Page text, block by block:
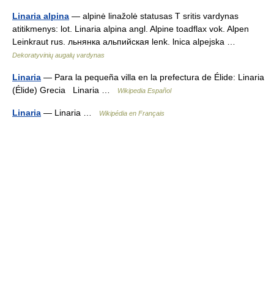
Linaria alpina — alpinė linažolė statusas T sritis vardynas
atitikmenys: lot. Linaria alpina angl. Alpine toadflax vok. Alpen
Leinkraut rus. льнянка альпийская lenk. lnica alpejska …
Dekoratyvinių augalų vardynas
Linaria — Para la pequeña villa en la prefectura de Élide: Linaria
(Élide) Grecia Linaria …
Wikipedia Español
Linaria — Linaria … Wikipédia en Français